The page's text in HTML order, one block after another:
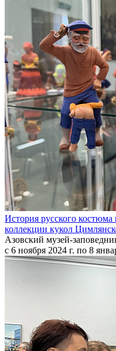
История русского
коллекции кукол
Азовский музей-
с 6 ноября 2024 г. по 8